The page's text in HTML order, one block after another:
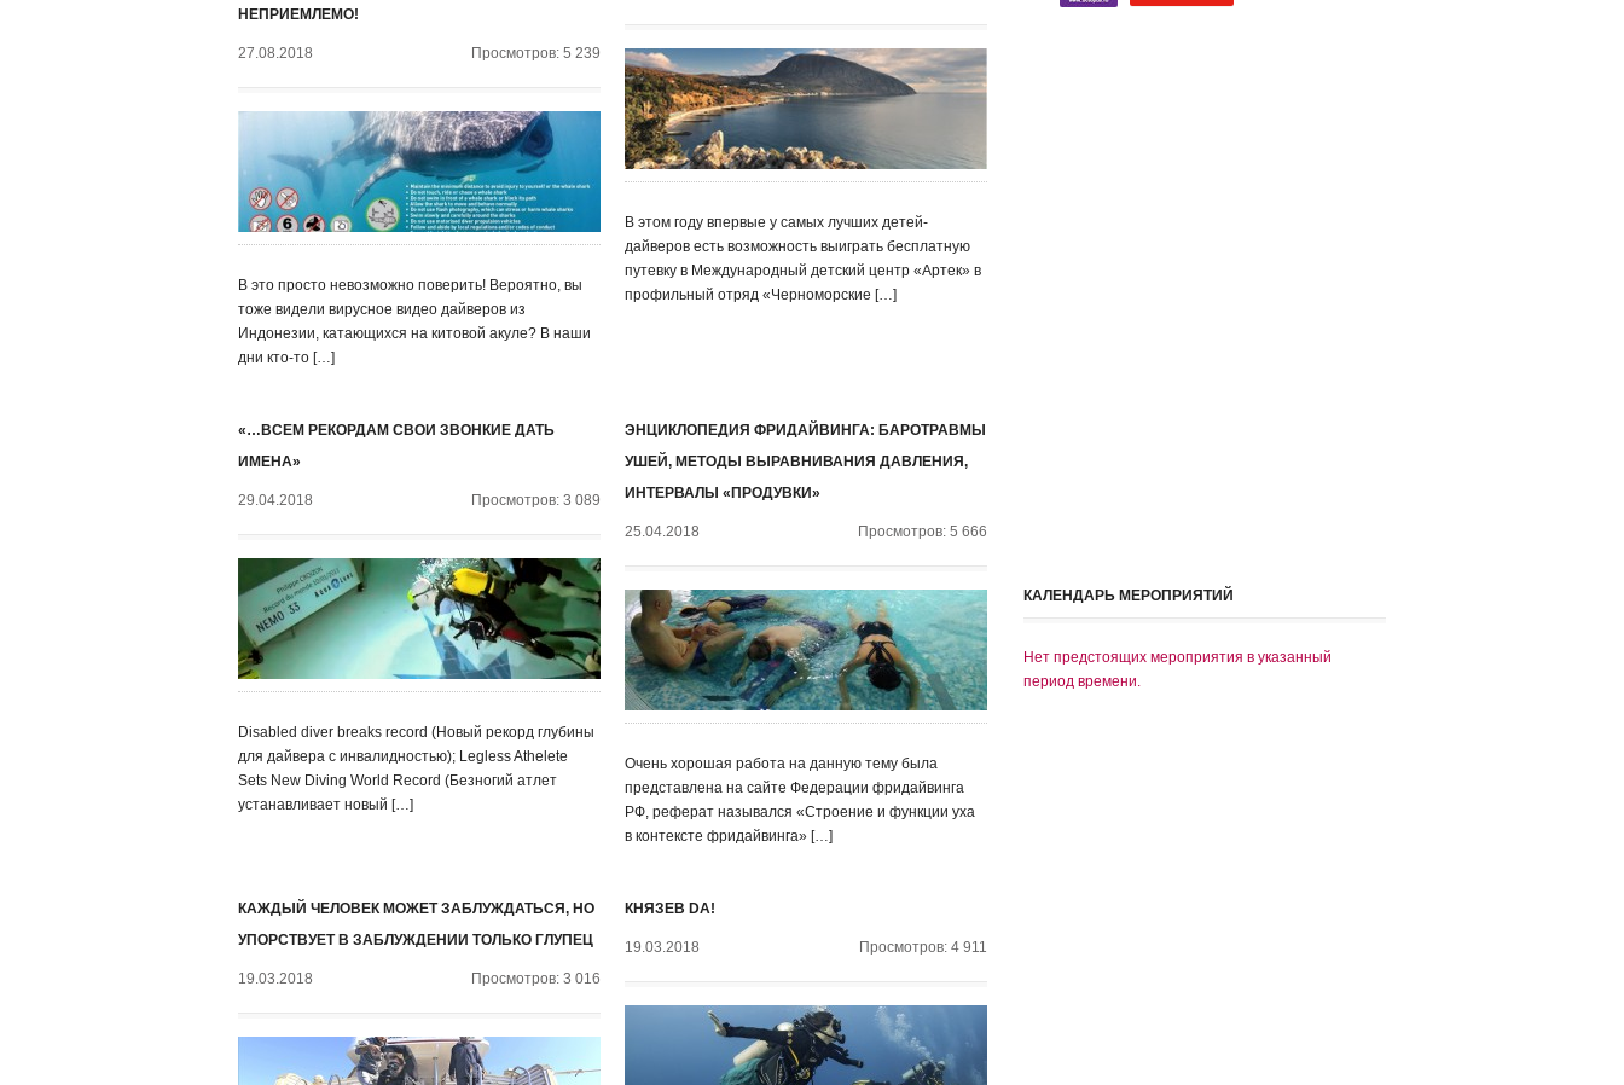
НЕПРИЕМЛЕМО!
27.08.2018 Просмотров: 5 239
В это просто невозможно поверить! Вероятно, вы
тоже видели вирусное видео дайверов из
Индонезии, катающихся на китовой акуле? В наши
дни кто-то […]
В этом году впервые у самых лучших детей-
дайверов есть возможность выиграть бесплатную
путевку в Международный детский центр «Артек» в
профильный отряд «Черноморские […]
«…ВСЕМ РЕКОРДАМ СВОИ ЗВОНКИЕ ДАТЬ
ИМЕНА»
29.04.2018 Просмотров: 3 089
Disabled diver breaks record (Новый рекорд глубины
для дайвера с инвалидностью); Legless Athelete
Sets New Diving World Record (Безногий атлет
устанавливает новый […]
ЭНЦИКЛОПЕДИЯ ФРИДАЙВИНГА: БАРОТРАВМЫ
УШЕЙ, МЕТОДЫ ВЫРАВНИВАНИЯ ДАВЛЕНИЯ,
ИНТЕРВАЛЫ «ПРОДУВКИ»
25.04.2018 Просмотров: 5 666
Очень хорошая работа на данную тему была
представлена на сайте Федерации фридайвинга
РФ, реферат назывался «Строение и функции уха
в контексте фридайвинга» […]
КАЖДЫЙ ЧЕЛОВЕК МОЖЕТ ЗАБЛУЖДАТЬСЯ, НО
УПОРСТВУЕТ В ЗАБЛУЖДЕНИИ ТОЛЬКО ГЛУПЕЦ
19.03.2018 Просмотров: 3 016
КНЯЗЕВ DA!
19.03.2018 Просмотров: 4 911
КАЛЕНДАРЬ МЕРОПРИЯТИЙ
Нет предстоящих мероприятия в указанный
период времени.